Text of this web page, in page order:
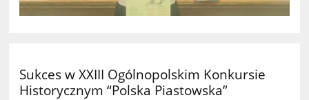
Sukces w XXIII Ogólnopolskim Konkursie
Historycznym “Polska Piastowska”